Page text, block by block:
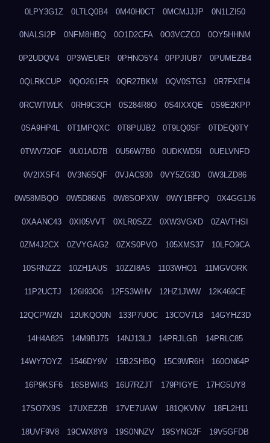
0LPY3G1Z 0LTLQ0B4 0M40H0CT 0MCMJJJP 0N1LZI50
0NALSI2P 0NFM8HBQ 0O1D2CFA 0O3VCZC0 0OY5HHNM
0P2UDQV4 0P3WEUER 0PHNO5Y4 0PPJIUB7 0PUMEZB4
0QLRKCUP 0QO261FR 0QR27BKM 0QV0STGJ 0R7FXEI4
0RCWTWLK 0RH9C3CH 0S284R8O 0S4IXXQE 0S9E2KPP
0SA9HP4L 0T1MPQXC 0T8PUJB2 0T9LQ0SF 0TDEQ0TY
0TWV72OF 0U01AD7B 0U56W7B0 0UDKWD5I 0UELVNFD
0V2IXSF4 0V3N6SQF 0VJAC930 0VY5ZG3D 0W3LZD86
0W58MBQO 0W5D86N5 0W8SOPXW 0WY1BFPQ 0X4GG1J6
0XAANC43 0XI05VVT 0XLR0SZZ 0XW3VGXD 0ZAVTHSI
0ZM4J2CX 0ZVYGAG2 0ZXS0PVO 105XMS37 10LFO9CA
10SRNZZ2 10ZH1AUS 10ZZI8A5 1103WHO1 11MGVORK
11P2UCTJ 126I93O6 12FS3WHV 12HZ1JWW 12K469CE
12QCPWZN 12UKQO0N 133P7UOC 13COV7L8 14GYHZ3D
14H4A825 14M9BJ75 14NJ13LJ 14PRJLGB 14PRLC85
14WY7OYZ 1546DY9V 15B2SHBQ 15C9WR6H 160ON64P
16P9KSF6 16SBWI43 16U7RZJT 179PIGYE 17HG5UY8
17SO7X9S 17UXEZ2B 17VE7UAW 181QKVNV 18FL2H11
18UVF9V8 19CWX8Y9 19S0NNZV 19SYNG2F 19V5GFDB